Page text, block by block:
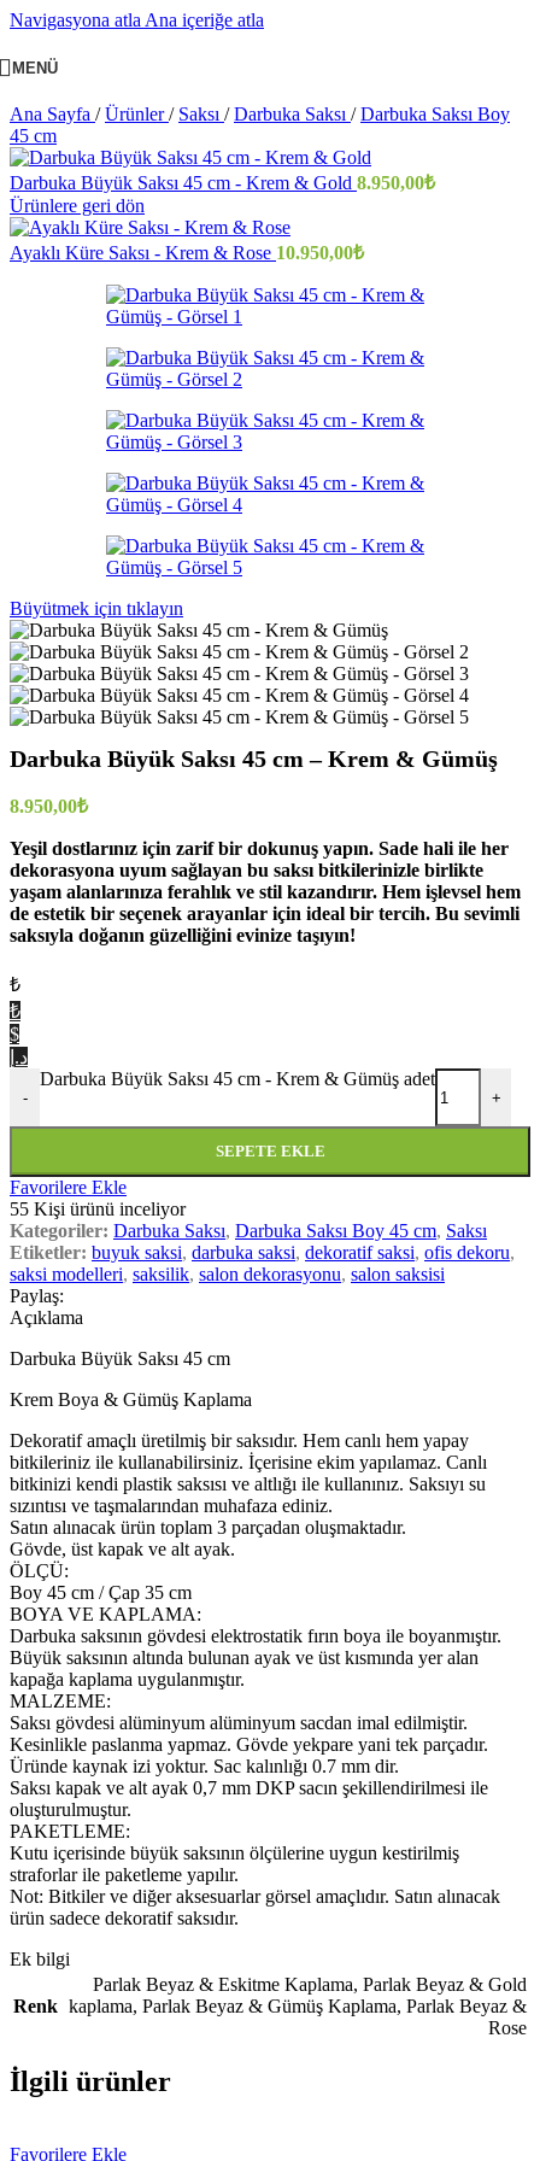
Navigasyona atla Ana içeriğe atla
MENÜ
Ana Sayfa / Ürünler/ Saksı / Darbuka Saksı / Darbuka Saksı Boy
45 cm
Darbuka Büyük Saksı 45 cm - Krem & Gold 8.950,00₺
Ürünlere geri dön
Ayaklı Küre Saksı - Krem & Rose 10.950,00₺
Büyütmek için tıklayın
Darbuka Büyük Saksı 45 cm – Krem & Gümüş
8.950,00₺
Yeşil dostlarınız için zarif bir dokunuş yapın. Sade hali ile her
dekorasyona uyum sağlayan bu saksı bitkilerinizle birlikte
yaşam alanlarınıza ferahlık ve stil kazandırır. Hem işlevsel hem
de estetik bir seçenek arayanlar için ideal bir tercih. Bu sevimli
saksıyla doğanın güzelliğini evinize taşıyın!
₺
₺
$
د.إ
-
Darbuka Büyük Saksı 45 cm - Krem & Gümüş adet
+
SEPETE EKLE
Favorilere Ekle
55 Kişi ürünü inceliyor
Kategoriler: Darbuka Saksı, Darbuka Saksı Boy 45 cm, Saksı
Etiketler: buyuk saksi, darbuka saksi, dekoratif saksi, ofis dekoru,
saksi modelleri, saksilik, salon dekorasyonu, salon saksisi
Paylaş:
Açıklama
Darbuka Büyük Saksı 45 cm
Krem Boya & Gümüş Kaplama
Dekoratif amaçlı üretilmiş bir saksıdır. Hem canlı hem yapay
bitkileriniz ile kullanabilirsiniz. İçerisine ekim yapılamaz. Canlı
bitkinizi kendi plastik saksısı ve altlığı ile kullanınız. Saksıyı su
sızıntısı ve taşmalarından muhafaza ediniz.
Satın alınacak ürün toplam 3 parçadan oluşmaktadır.
Gövde, üst kapak ve alt ayak.
ÖLÇÜ:
Boy 45 cm / Çap 35 cm
BOYA VE KAPLAMA:
Darbuka saksının gövdesi elektrostatik fırın boya ile boyanmıştır.
Büyük saksının altında bulunan ayak ve üst kısmında yer alan
kapağa kaplama uygulanmıştır.
MALZEME:
Saksı gövdesi alüminyum alüminyum sacdan imal edilmiştir.
Kesinlikle paslanma yapmaz. Gövde yekpare yani tek parçadır.
Üründe kaynak izi yoktur. Sac kalınlığı 0.7 mm dir.
Saksı kapak ve alt ayak 0,7 mm DKP sacın şekillendirilmesi ile
oluşturulmuştur.
PAKETLEME:
Kutu içerisinde büyük saksının ölçülerine uygun kestirilmiş
straforlar ile paketleme yapılır.
Not: Bitkiler ve diğer aksesuarlar görsel amaçlıdır. Satın alınacak
ürün sadece dekoratif saksıdır.
Ek bilgi
Renk
Parlak Beyaz & Eskitme Kaplama, Parlak Beyaz & Gold
kaplama, Parlak Beyaz & Gümüş Kaplama, Parlak Beyaz &
Rose
İlgili ürünler
Favorilere Ekle